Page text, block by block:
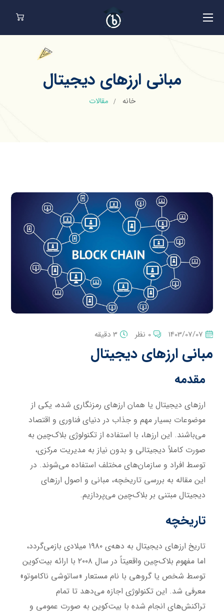
مبانی ارزهای دیجیتال
خانه مقالات
1403/07/07 0 نظر 3 دقیقه
مبانی ارزهای دیجیتال
مقدمه
ارزهای دیجیتال یا همان ارزهای رمزنگاری شده، یکی از
موضوعات بسیار مهم و جذاب در دنیای فناوری و اقتصاد
می‌باشند. این ارزها، با استفاده از تکنولوژی بلاک‌چین به
صورت کاملاً دیجیتالی و بدون نیاز به مدیریت مرکزی،
توسط افراد و سازمان‌های مختلف استفاده می‌شوند. در
این مقاله به بررسی تاریخچه، مبانی و اصول ارزهای
دیجیتال مبتنی بر بلاک‌چین می‌پردازیم.
تاریخچه
تاریخ ارزهای دیجیتال به دهه‌ی ۱۹۸۰ میلادی بازمی‌گردد،
اما مفهوم بلاک‌چین واقعیتاً در سال ۲۰۰۸ با ارائه بیت‌کوین
توسط شخص یا گروهی با نام مستعار «ساتوشی ناکاموتو»
معرفی شد. این تکنولوژی اجازه می‌دهد تا تمام
تراکنش‌های انجام شده با بیت‌کوین به صورت عمومی و